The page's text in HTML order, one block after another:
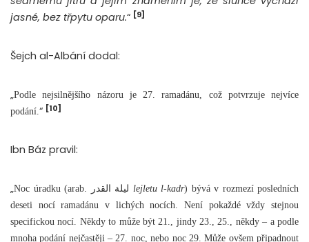
jasné, bez třpytu oparu.“ [9]
Šejch al-Albání dodal:
„Podle nejsilnějšího názoru je 27. ramadánu, což potvrzuje nejvíce
podání. “ [10]
Ibn Báz pravil:
„ lejletu l-kadr) bývá v rozmezí posledních
deseti nocí ramadánu v lichých nocích. Není pokaždé vždy stejnou
specifickou nocí. Někdy to může být 21., jindy 23., 25., někdy – a podle
mnoha podání nejčastěji – 27. noc, nebo noc 29. Může ovšem připadnout